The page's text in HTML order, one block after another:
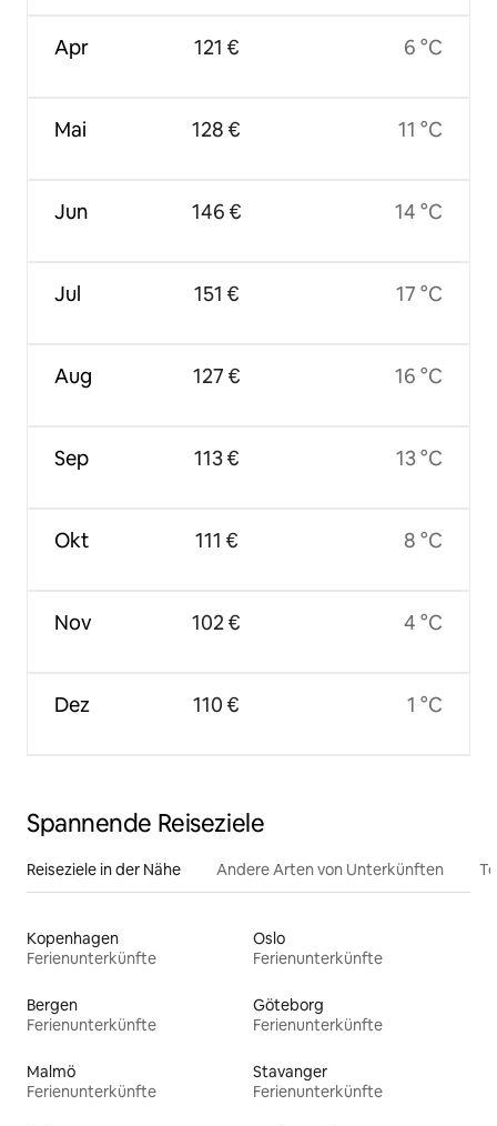
Apr
Mai
Jun
Jul
Aug
Sep
Okt
Nov
Dez
121 €
128 €
146 €
151 €
127 €
113 €
111 €
102 €
110 €
6 °C
11 °C
14 °C
17 °C
16 °C
13 °C
8 °C
4 °C
1 °C
Spannende Reiseziele
Reiseziele in der Nähe Andere Arten von Unterkünften
Kopenhagen
Ferienunterkünfte
Oslo
Ferienunterkünfte
Bergen
Ferienunterkünfte
Göteborg
Ferienunterkünfte
Malmö
Ferienunterkünfte
Stavanger
Ferienunterkünfte